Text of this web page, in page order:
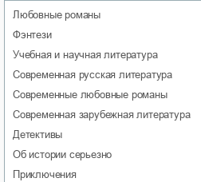
любовные романы
фэнтези
учебная и научная литература
современная русская литература
современные любовные романы
современная зарубежная литература
детективы
об истории серьезно
приключения